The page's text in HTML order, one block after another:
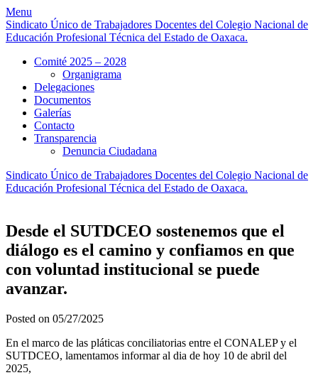
Skip
to
content
Menu
Sindicato Único de Trabajadores Docentes del Colegio Nacional de
Educación Profesional Técnica del Estado de Oaxaca.
Comité 2025 – 2028
Organigrama
Delegaciones
Documentos
Galerías
Contacto
Transparencia
Denuncia Ciudadana
Sindicato Único de Trabajadores Docentes del Colegio Nacional de
Educación Profesional Técnica del Estado de Oaxaca.
Desde el SUTDCEO sostenemos que el
diálogo es el camino y confiamos en que
con voluntad institucional se puede
avanzar.
Posted on 05/27/2025
En el marco de las pláticas conciliatorias entre el CONALEP y el
SUTDCEO, lamentamos informar al dia de hoy 10 de abril del
2025,